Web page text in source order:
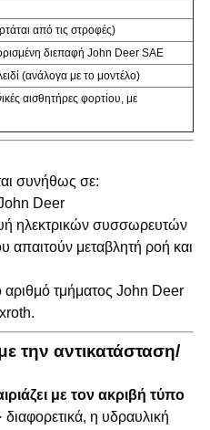
από τις στροφές)
διεπαφή John Deer SAE
(ανάλογα με το μοντέλο)
αισθητήρες φορτίου, με
συνήθως σε:
Deer
ηλεκτρικών συσσωρευτών
απαιτούν μεταβλητή ροή και
αριθμό τμήματος John Deer
την αντικατάσταση/
με τον ακριβή τύπο
διαφορετικά, η υδραυλική